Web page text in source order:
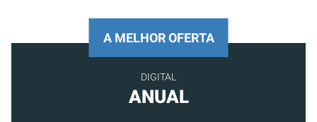
A MELHOR OFERTA
DIGITAL
ANUAL